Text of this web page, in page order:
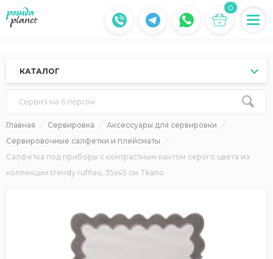
0
КАТАЛОГ
Сервиз на 6 персон
Главная Сервировка
Аксессуары для сервировки
Сервировочные салфетки и плейсматы
Салфетка под приборы с контрастным кантом серого цвета из
коллекции trendy ruffles, 35х45 см Tkano